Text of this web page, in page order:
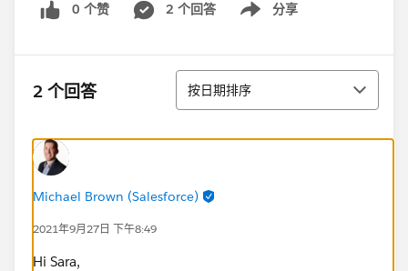
0 个赞 2 个回答 分享
Show menu
2 个回答 排序
按日期排序
Michael Brown (Salesforce)
2021年9月27日 下午8:49
Hi Sara,